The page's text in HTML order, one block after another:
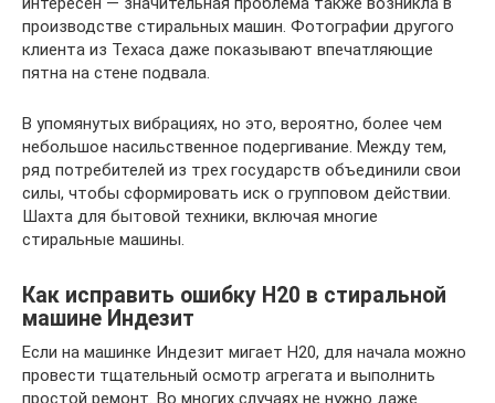
производстве стиральных машин. Фотографии другого
клиента из Техаса даже показывают впечатляющие
пятна на стене подвала.
В упомянутых вибрациях, но это, вероятно, более чем
небольшое насильственное подергивание. Между тем,
ряд потребителей из трех государств объединили свои
силы, чтобы сформировать иск о групповом действии.
Шахта для бытовой техники, включая многие
стиральные машины.
Как исправить ошибку Н20 в стиральной
машине Индезит
Если на машинке Индезит мигает Н20, для начала можно
провести тщательный осмотр агрегата и выполнить
простой ремонт. Во многих случаях не нужно даже